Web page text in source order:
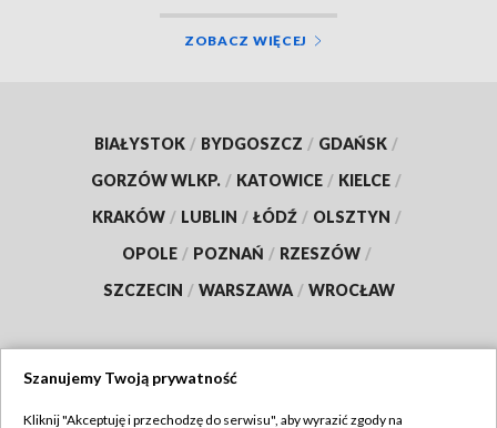
ZOBACZ WIĘCEJ
BIAŁYSTOK / BYDGOSZCZ / GDAŃSK /
GORZÓW WLKP. / KATOWICE / KIELCE /
KRAKÓW / LUBLIN / ŁÓDŹ / OLSZTYN /
OPOLE / POZNAŃ / RZESZÓW /
SZCZECIN / WARSZAWA / WROCŁAW
Szanujemy Twoją prywatność
Kliknij "Akceptuję i przechodzę do serwisu", aby wyrazić zgody na